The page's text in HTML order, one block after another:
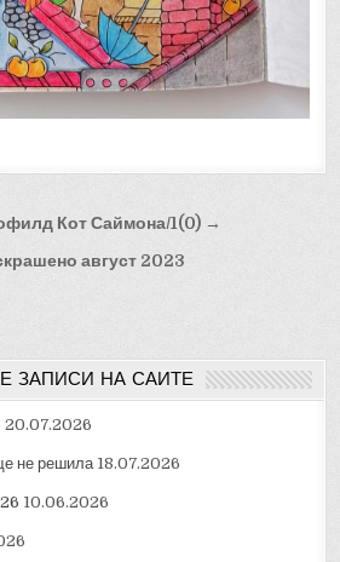
Кот Саймона/1(0) →
август 2023
ЗАПИСИ НА САЙТЕ
20.07.2026
не решила 18.07.2026
10.06.2026